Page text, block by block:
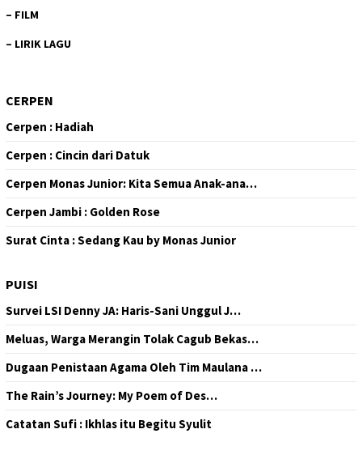
– FILM
– LIRIK LAGU
CERPEN
Cerpen : Hadiah
Cerpen : Cincin dari Datuk
Cerpen Monas Junior: Kita Semua Anak-ana…
Cerpen Jambi : Golden Rose
Surat Cinta : Sedang Kau by Monas Junior
PUISI
Survei LSI Denny JA: Haris-Sani Unggul J…
Meluas, Warga Merangin Tolak Cagub Bekas…
Dugaan Penistaan Agama Oleh Tim Maulana …
The Rain’s Journey: My Poem of Des…
Catatan Sufi : Ikhlas itu Begitu Syulit